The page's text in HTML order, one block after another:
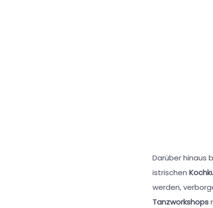
Darüber hinaus
istrischen
werden,
Tanzworkshops